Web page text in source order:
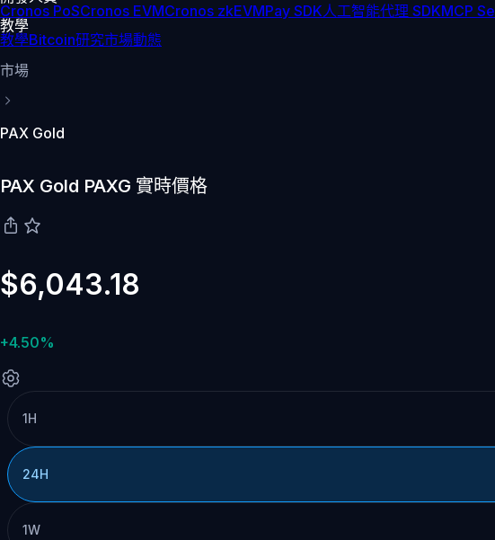
Cronos PoSCronos EVMCronos zkEVMPay SDK人工智能代理 SDKMCP
教學
教學Bitcoin研究市場動態
市場
PAX Gold
PAX Gold PAXG 實時價格
$6,043.18
+4.50%
1H
24H
1W